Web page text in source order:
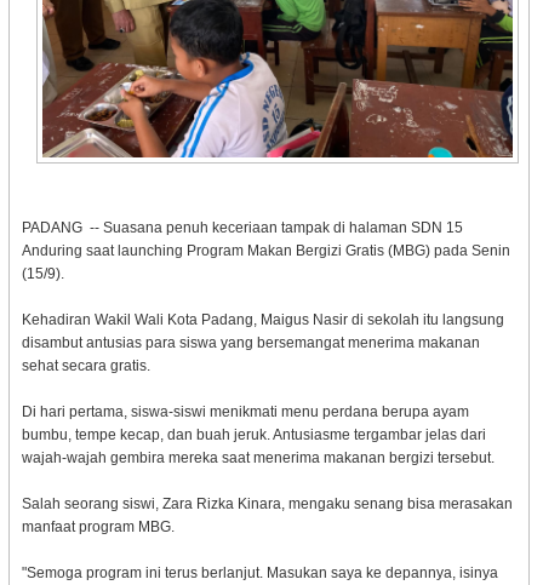
PADANG -- Suasana penuh keceriaan tampak di halaman SDN 15
Anduring saat launching Program Makan Bergizi Gratis (MBG) pada Senin
(15/9).
Kehadiran Wakil Wali Kota Padang, Maigus Nasir di sekolah itu langsung
disambut antusias para siswa yang bersemangat menerima makanan
sehat secara gratis.
Di hari pertama, siswa-siswi menikmati menu perdana berupa ayam
bumbu, tempe kecap, dan buah jeruk. Antusiasme tergambar jelas dari
wajah-wajah gembira mereka saat menerima makanan bergizi tersebut.
Salah seorang siswi, Zara Rizka Kinara, mengaku senang bisa merasakan
manfaat program MBG.
"Semoga program ini terus berlanjut. Masukan saya ke depannya, isinya